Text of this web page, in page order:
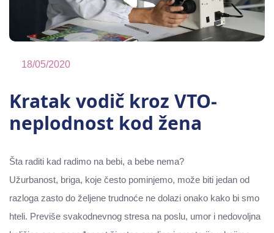
18/05/2020
Kratak vodič kroz VTO-
neplodnost kod žena
Šta raditi kad radimo na bebi, a bebe nema?
Užurbanost, briga, koje često pominjemo, može biti jedan od
razloga zasto do željene trudnoće ne dolazi onako kako bi smo
hteli. Previše svakodnevnog stresa na poslu, umor i nedovoljna